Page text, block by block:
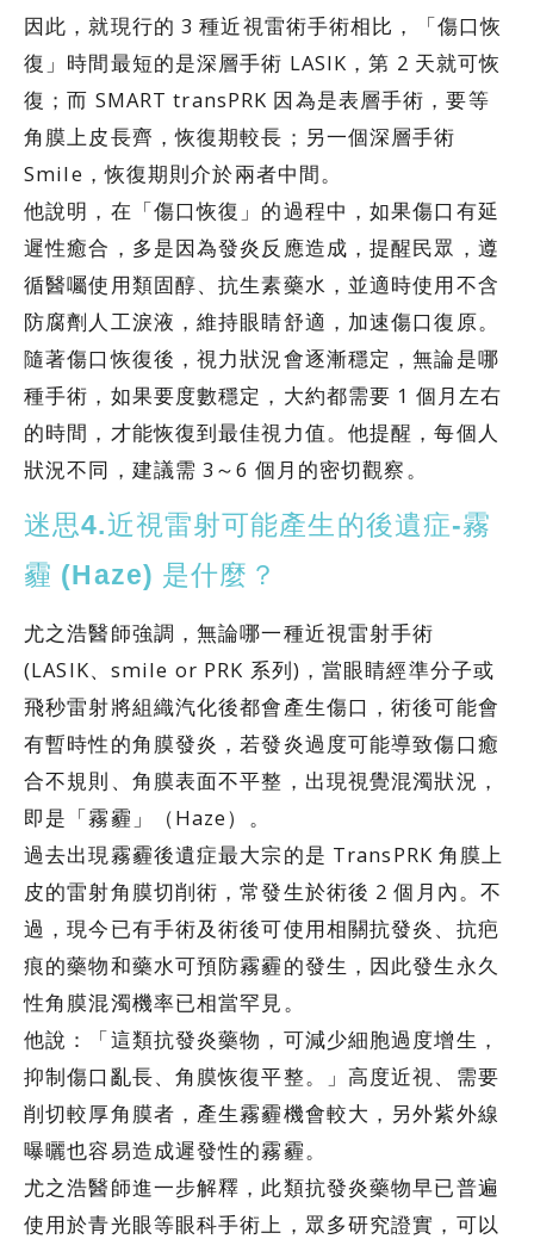
因此，就現行的 3 種近視雷術手術相比，「傷口恢
復」時間最短的是深層手術 LASIK，第 2 天就可恢
復；而 SMART transPRK 因為是表層手術，要等
角膜上皮長齊，恢復期較長；另一個深層手術
Smile，恢復期則介於兩者中間。
他說明，在「傷口恢復」的過程中，如果傷口有延
遲性癒合，多是因為發炎反應造成，提醒民眾，遵
循醫囑使用類固醇、抗生素藥水，並適時使用不含
防腐劑人工淚液，維持眼睛舒適，加速傷口復原。
隨著傷口恢復後，視力狀況會逐漸穩定，無論是哪
種手術，如果要度數穩定，大約都需要 1 個月左右
的時間，才能恢復到最佳視力值。他提醒，每個人
狀況不同，建議需 3～6 個月的密切觀察。
迷思4.近視雷射可能產生的後遺症-霧
霾 (Haze) 是什麼？
尤之浩醫師強調，無論哪一種近視雷射手術
(LASIK、smile or PRK 系列)，當眼睛經準分子或
飛秒雷射將組織汽化後都會產生傷口，術後可能會
有暫時性的角膜發炎，若發炎過度可能導致傷口癒
合不規則、角膜表面不平整，出現視覺混濁狀況，
即是「霧霾」（Haze）。
過去出現霧霾後遺症最大宗的是 TransPRK 角膜上
皮的雷射角膜切削術，常發生於術後 2 個月內。不
過，現今已有手術及術後可使用相關抗發炎、抗疤
痕的藥物和藥水可預防霧霾的發生，因此發生永久
性角膜混濁機率已相當罕見。
他說：「這類抗發炎藥物，可減少細胞過度增生，
抑制傷口亂長、角膜恢復平整。」高度近視、需要
削切較厚角膜者，產生霧霾機會較大，另外紫外線
曝曬也容易造成遲發性的霧霾。
尤之浩醫師進一步解釋，此類抗發炎藥物早已普遍
使用於青光眼等眼科手術上，眾多研究證實，可以